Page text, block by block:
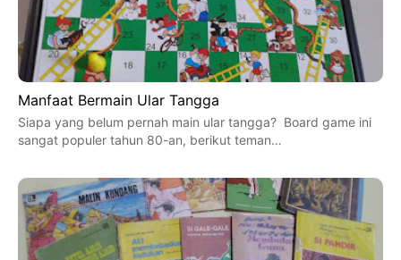
Manfaat Bermain Ular Tangga
Siapa yang belum pernah main ular tangga? Board game ini
sangat populer tahun 80-an, berikut teman…